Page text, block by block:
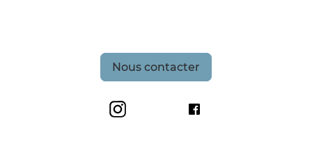
Nous contacter
Grand Site de France Les Deux-Caps
Maison du Site des